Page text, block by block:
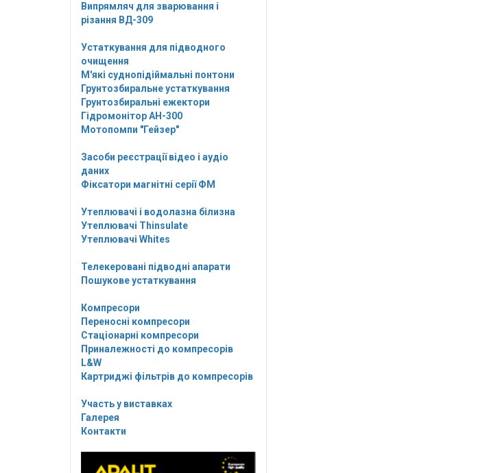
Випрямляч для зварювання і
різання ВД-309
Устаткування для підводного
очищення
М'які суднопідіймальні понтони
Грунтозбиральне устаткування
Грунтозбиральні ежектори
Гідромонітор АН-300
Мотопомпи "Гейзер"
Засоби реєстрації відео і аудіо
даних
Фіксатори магнітні серії ФМ
Утеплювачі і водолазна білизна
Утеплювачі Thinsulate
Утеплювачі Whites
Телекеровані підводні апарати
Пошукове устаткування
Компресори
Переносні компресори
Стаціонарні компресори
Приналежності до компресорів
L&W
Картриджі фільтрів до компресорів
Участь у виставках
Галерея
Контакти